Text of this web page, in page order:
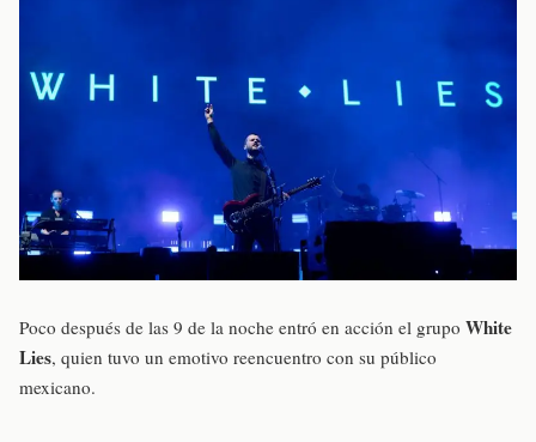
Poco después de las 9 de la noche entró en acción el grupo White
Lies, quien tuvo un emotivo reencuentro con su público
mexicano.